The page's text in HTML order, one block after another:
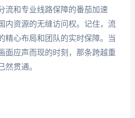
流和专业线路保障的番茄加速
内资源的无缝访问权。记住，流
精心布局和团队的实时保障。当
面应声而现的时刻，那条跨越重
然贯通。